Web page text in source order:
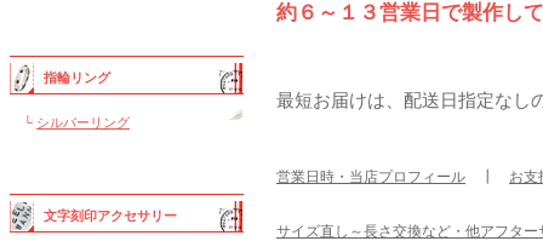
指輪リング
└ シルバーリング
文字刻印アクセサリー
約６～１３営業日で製作し
最短お届けは、配送日指定なし
営業日時・当店プロフィール お支
サイズ直し～長さ交換など・他アフタ